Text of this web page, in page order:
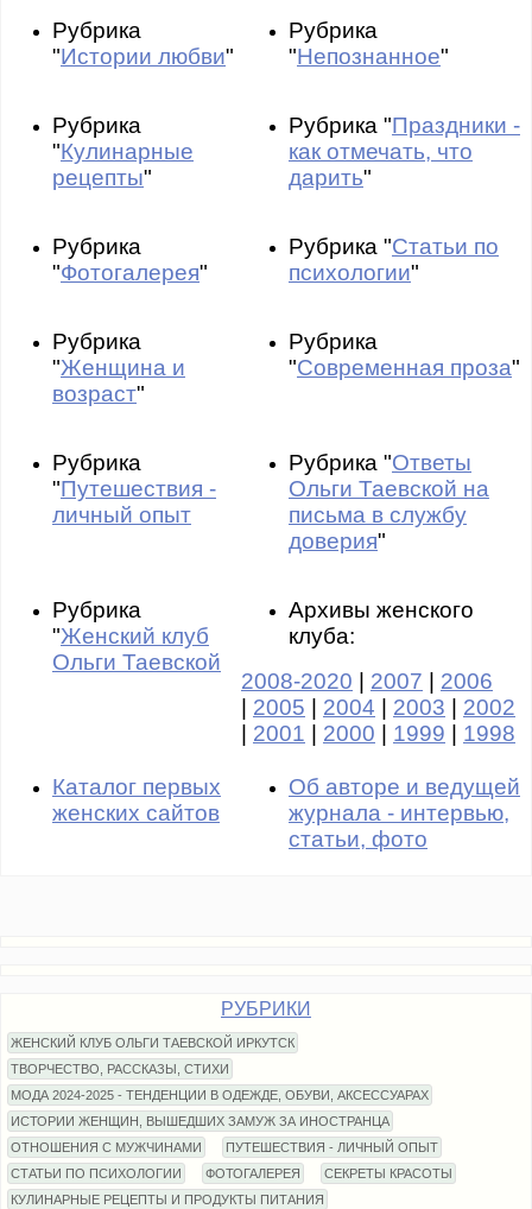
Рубрика
"Истории любви"
Рубрика
"Непознанное"
Рубрика
"Кулинарные
рецепты"
Рубрика "Праздники -
как отмечать, что
дарить"
Рубрика
"Фотогалерея"
Рубрика "Статьи по
психологии"
Рубрика
"Женщина и
возраст"
Рубрика
"Современная проза"
Рубрика
"Путешествия -
личный опыт
Рубрика "Ответы
Ольги Таевской на
письма в службу
доверия"
Рубрика
"Женский клуб
Ольги Таевской
Архивы женского
клуба:
2008-2020 | 2007 | 2006
| 2005 | 2004 | 2003 | 2002
| 2001 | 2000 | 1999 | 1998
Каталог первых
женских сайтов
Об авторе и ведущей
журнала - интервью,
статьи, фото
РУБРИКИ
ЖЕНСКИЙ КЛУБ ОЛЬГИ ТАЕВСКОЙ ИРКУТСК
ТВОРЧЕСТВО, РАССКАЗЫ, СТИХИ
МОДА 2024-2025 - ТЕНДЕНЦИИ В ОДЕЖДЕ, ОБУВИ, АКСЕССУАРАХ
ИСТОРИИ ЖЕНЩИН, ВЫШЕДШИХ ЗАМУЖ ЗА ИНОСТРАНЦА
ОТНОШЕНИЯ С МУЖЧИНАМИ
ПУТЕШЕСТВИЯ - ЛИЧНЫЙ ОПЫТ
СТАТЬИ ПО ПСИХОЛОГИИ
ФОТОГАЛЕРЕЯ
СЕКРЕТЫ КРАСОТЫ
КУЛИНАРНЫЕ РЕЦЕПТЫ И ПРОДУКТЫ ПИТАНИЯ